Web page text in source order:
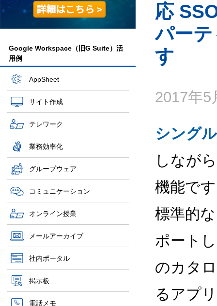
Google Workspace（旧G Suite）活
用例
AppSheet
サイト作成
テレワーク
業務効率化
グループウェア
コミュニケーション
オンライン授業
メールアーカイブ
社内ポータル
掲示板
電話メモ
応
パー
す
2017年5
シング
しなが
機能で
標準的
ポート
のカタ
るアプ